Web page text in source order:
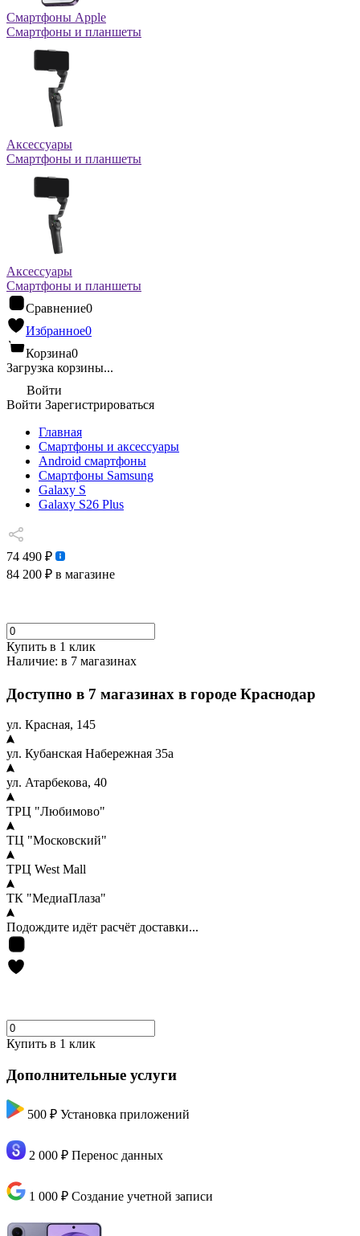
Смартфоны Apple
Смартфоны и планшеты
Аксессуары
Смартфоны и планшеты
Аксессуары
Смартфоны и планшеты
Сравнение0
Избранное0
Корзина0
Загрузка корзины...
Войти
Войти Зарегистрироваться
Главная
Смартфоны и аксессуары
Android cмартфоны
Смартфоны Samsung
Galaxy S
Galaxy S26 Plus
74 490 ₽
84 200 ₽ в магазине
Купить в 1 клик
Наличие: в 7 магазинах
Доступно в 7 магазинах в городе Краснодар
ул. Красная, 145
ул. Кубанская Набережная 35а
ул. Атарбекова, 40
ТРЦ "Любимово"
ТЦ "Московский"
ТРЦ West Mall
ТК "МедиаПлаза"
Подождите идёт расчёт доставки...
Купить в 1 клик
Дополнительные услуги
500 ₽ Установка приложений
2 000 ₽ Перенос данных
1 000 ₽ Создание учетной записи